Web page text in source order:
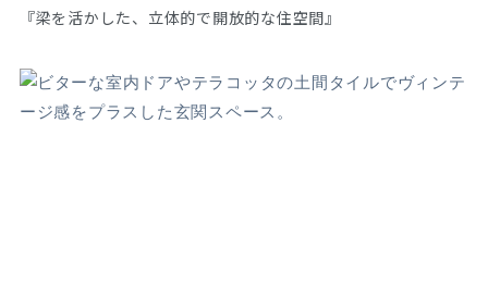
『梁を活かした、立体的で開放的な住空間』